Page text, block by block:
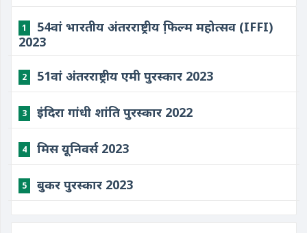
1
54वां भारतीय अंतरराष्ट्रीय फि़ल्म महोत्सव (IFFI)
2023
2 51वां अंतरराष्ट्रीय एमी पुरस्कार 2023
3 इंदिरा गांधी शांति पुरस्कार 2022
4 मिस यूनिवर्स 2023
5 बुकर पुरस्कार 2023